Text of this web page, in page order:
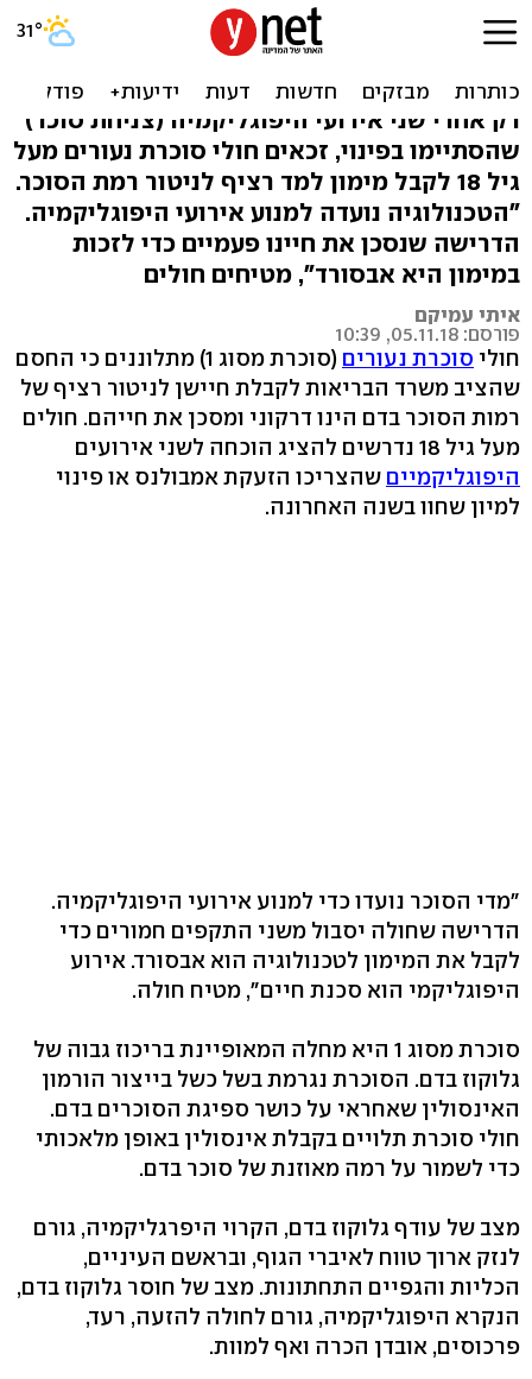
חולי סוכרת: התנאי לקבלת מד
סוכר רציף מסכן את חיינו
רק אחרי שני אירועי היפוגליקמיה (צניחת סוכר)
שהסתיימו בפינוי, זכאים חולי סוכרת נעורים מעל
גיל 18 לקבל מימון למד רציף לניטור רמת הסוכר.
"הטכנולוגיה נועדה למנוע אירועי היפוגליקמיה.
הדרישה שנסכן את חיינו פעמיים כדי לזכות
במימון היא אבסורד", מטיחים חולים
איתי עמיקם
פורסם: 05.11.18, 10:39
חולי סוכרת נעורים
(סוכרת מסוג 1) מתלוננים כי החסם
שהציב משרד הבריאות לקבלת חיישן לניטור רציף של
רמות הסוכר בדם הינו דרקוני ומסכן את חייהם. חולים
מעל גיל 18 נדרשים להציג הוכחה לשני אירועים
היפוגליקמיים שהצריכו הזעקת אמבולנס או פינוי
למיון שחוו בשנה האחרונה.
"מדי הסוכר נועדו כדי למנוע אירועי היפוגליקמיה.
הדרישה שחולה יסבול משני התקפים חמורים כדי
לקבל את המימון לטכנולוגיה הוא אבסורד. אירוע
היפוגליקמי הוא סכנת חיים", מטיח חולה.
סוכרת מסוג 1 היא מחלה המאופיינת בריכוז גבוה של
גלוקוז בדם. הסוכרת נגרמת בשל כשל בייצור הורמון
האינסולין שאחראי על כושר ספיגת הסוכרים בדם.
חולי סוכרת תלויים בקבלת אינסולין באופן מלאכותי
כדי לשמור על רמה מאוזנת של סוכר בדם.
מצב של עודף גלוקוז בדם, הקרוי היפרגליקמיה, גורם
לנזק ארוך טווח לאיברי הגוף, ובראשם העיניים,
הכליות והגפיים התחתונות. מצב של חוסר גלוקוז בדם,
הנקרא היפוגליקמיה, גורם לחולה להזעה, רעד,
פרכוסים, אובדן הכרה ואף למוות.